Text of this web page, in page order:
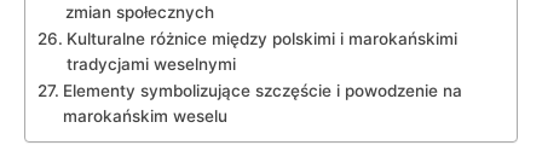
zmian społecznych
Kulturalne⁣ różnice między polskimi‌ i marokańskimi
tradycjami‌ weselnymi
Elementy ⁣symbolizujące szczęście i powodzenie na
‍marokańskim weselu